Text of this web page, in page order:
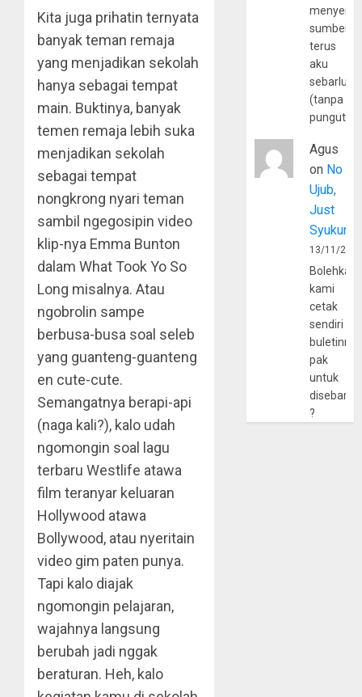
Kita juga prihatin ternyata
banyak teman remaja
yang menjadikan sekolah
hanya sebagai tempat
main. Buktinya, banyak
temen remaja lebih suka
menjadikan sekolah
sebagai tempat
nongkrong nyari teman
sambil ngegosipin video
klip-nya Emma Bunton
dalam What Took Yo So
Long misalnya. Atau
ngobrolin sampe
berbusa-busa soal seleb
yang guanteng-guanteng
en cute-cute.
Semangatnya berapi-api
(naga kali?), kalo udah
ngomongin soal lagu
terbaru Westlife atawa
film teranyar keluaran
Hollywood atawa
Bollywood, atau nyeritain
video gim paten punya.
Tapi kalo diajak
ngomongin pelajaran,
wajahnya langsung
berubah jadi nggak
beraturan. Heh, kalo
sumber
terus
aku
(tanpa
Agus
on No
Ujub,
Just
Syukur
13/11/
Bolehkah
kami
cetak
sendiri
pak
untuk
?